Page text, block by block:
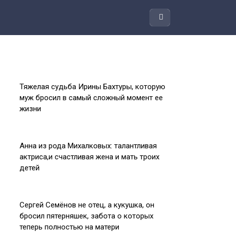
Тяжелая судьба Ирины Бахтуры, которую
муж бросил в самый сложный момент ее
жизни
Анна из рода Михалковых: талантливая
актриса,и счастливая жена и мать троих
детей
Сергей Семёнов не отец, а кукушка, он
бросил пятерняшек, забота о которых
теперь полностью на матери